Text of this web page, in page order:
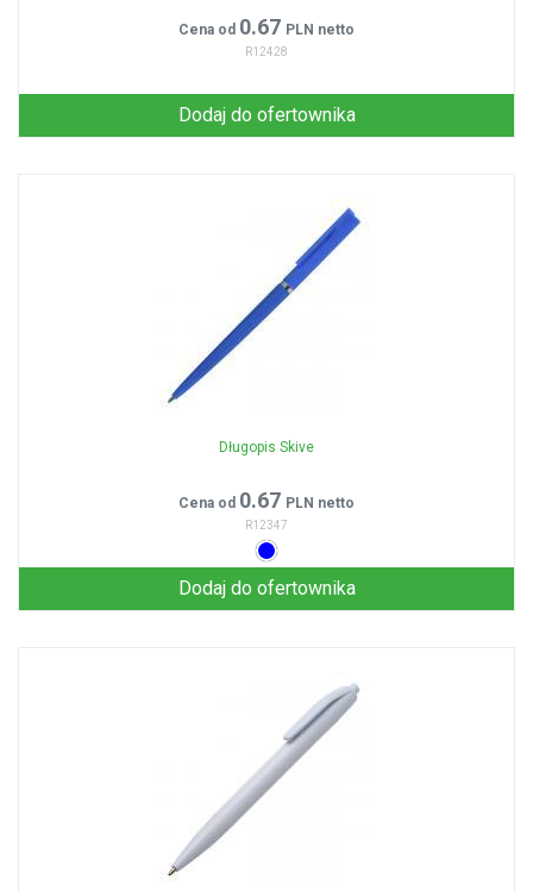
Cena od 0.67 PLN netto
R12428
Dodaj do ofertownika
Długopis Skive
Cena od 0.67 PLN netto
R12347
Dodaj do ofertownika